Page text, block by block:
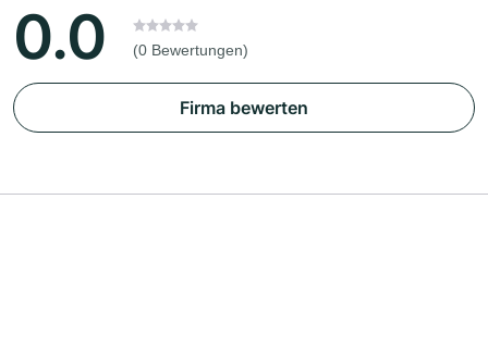
0.0 (0 Bewertungen)
Firma bewerten